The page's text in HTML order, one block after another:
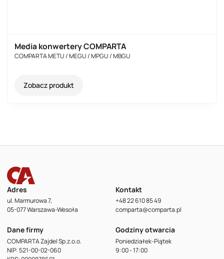
Media konwertery COMPARTA
COMPARTA METU / MEGU / MPGU / MBGU
Zobacz produkt
Adres
ul. Marmurowa 7,
05-077 Warszawa-Wesoła
Kontakt
+48 22 610 85 49
comparta@comparta.pl
Dane firmy
COMPARTA Zajdel Sp.z.o.o.
NIP: 521-00-02-060
Godziny otwarcia
Poniedziałek-Piątek
9:00 - 17:00